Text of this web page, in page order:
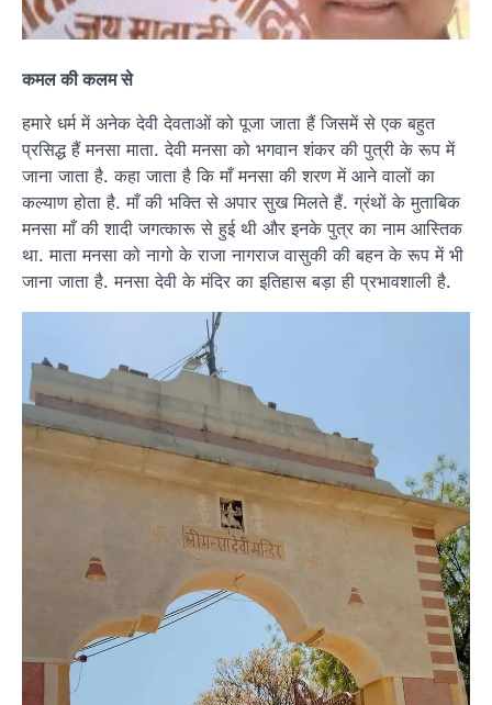
कमल की कलम से
हमारे धर्म में अनेक देवी देवताओं को पूजा जाता हैं जिसमें से एक बहुत
प्रसिद्ध हैं मनसा माता. देवी मनसा को भगवान शंकर की पुत्री के रूप में
जाना जाता है. कहा जाता है कि माँ मनसा की शरण में आने वालों का
कल्याण होता है. माँ की भक्ति से अपार सुख मिलते हैं. ग्रंथों के मुताबिक
मनसा माँ की शादी जगत्कारू से हुई थी और इनके पुत्र का नाम आस्तिक
था. माता मनसा को नागो के राजा नागराज वासुकी की बहन के रूप में भी
जाना जाता है. मनसा देवी के मंदिर का इतिहास बड़ा ही प्रभावशाली है.